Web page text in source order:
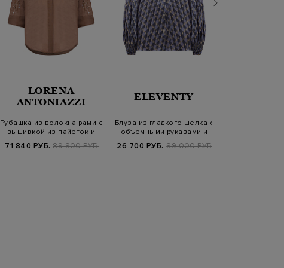
LORENA
ANTONIAZZI
Рубашка из волокна рами c
вышивкой из пайеток и
71 840 РУБ. 89 800 РУБ.
ELEVENTY
Блуза из гладкого шелка с
объемными рукавами и
26 700 РУБ. 89 000 РУБ.